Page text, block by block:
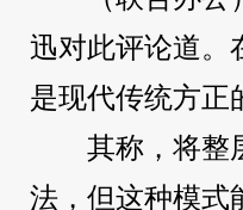
迅对此评论道。
是现代传统方正
其称，将整
法，但这种模式